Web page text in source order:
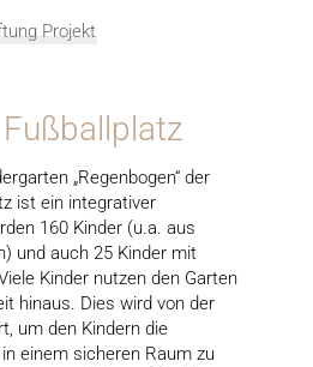
Projekt
„Regenbogen“ der
ist ein integrativer
160 Kinder (u.a. aus
und auch 25 Kinder mit
Kinder nutzen den Garten
hinaus. Dies wird von der
um den Kindern die
einem sicheren Raum zu